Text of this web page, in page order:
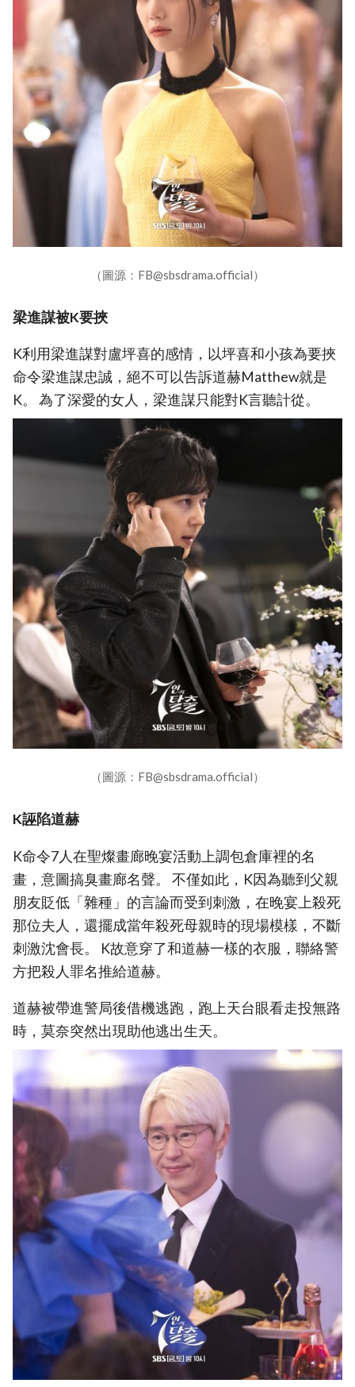
（圖源：FB@sbsdrama.official）
梁進謀被K要挾
K利用梁進謀對盧坪喜的感情，以坪喜和小孩為要挾
命令梁進謀忠誠，絕不可以告訴道赫Matthew就是
K。 為了深愛的女人，梁進謀只能對K言聽計從。
（圖源：FB@sbsdrama.official）
K誣陷道赫
K命令7人在聖燦畫廊晚宴活動上調包倉庫裡的名
畫，意圖搞臭畫廊名聲。 不僅如此，K因為聽到父親
朋友貶低「雜種」的言論而受到刺激，在晚宴上殺死
那位夫人，還擺成當年殺死母親時的現場模樣，不斷
刺激沈會長。 K故意穿了和道赫一樣的衣服，聯絡警
方把殺人罪名推給道赫。
道赫被帶進警局後借機逃跑，跑上天台眼看走投無路
時，莫奈突然出現助他逃出生天。